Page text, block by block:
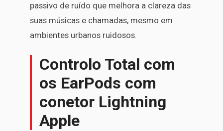
passivo de ruído que melhora a clareza das
suas músicas e chamadas, mesmo em
ambientes urbanos ruidosos.
Controlo Total com
os EarPods com
conetor Lightning
Apple